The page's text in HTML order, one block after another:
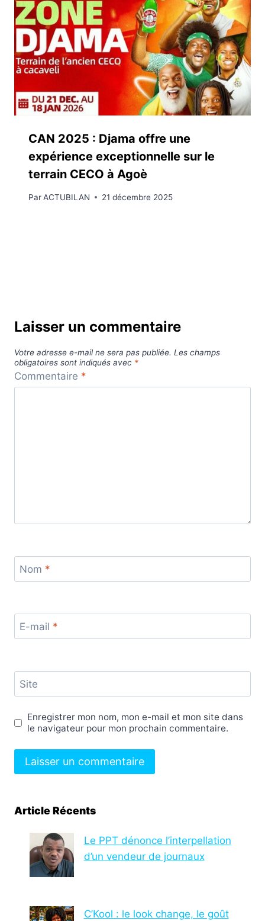
CAN 2025 : Djama offre une
expérience exceptionnelle sur le
terrain CECO à Agoè
ParACTUBILAN 21 décembre 2025
Laisser un commentaire
Votre adresse e-mail ne sera pas publiée. Les champs
obligatoires sont indiqués avec *
Commentaire *
Nom *
E-mail *
Site
Enregistrer mon nom, mon e-mail et mon site dans
le navigateur pour mon prochain commentaire.
Article Récents
Le PPT dénonce l’interpellation
d’un vendeur de journaux
C’Kool : le look change, le goût